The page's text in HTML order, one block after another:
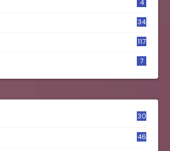
4
34
117
7
30
46